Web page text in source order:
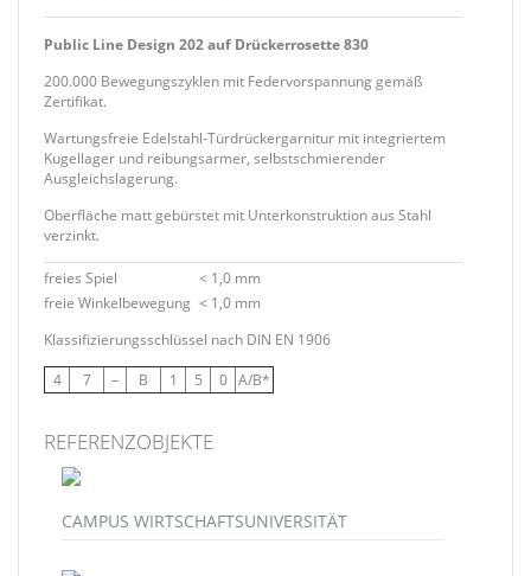
Public Line Design 202 auf Drückerrosette 830
200.000 Bewegungszyklen mit Federvorspannung gemäß
Zertifikat.
Wartungsfreie Edelstahl-Türdrückergarnitur mit integriertem
Kugellager und reibungsarmer, selbstschmierender
Ausgleichslagerung.
Oberfläche matt gebürstet mit Unterkonstruktion aus Stahl
verzinkt.
freies Spiel
< 1,0 mm
freie Winkelbewegung < 1,0 mm
Klassifizierungsschlüssel nach DIN EN 1906
4 7 – B 1 5 0 A/B*
REFERENZOBJEKTE
CAMPUS WIRTSCHAFTSUNIVERSITÄT